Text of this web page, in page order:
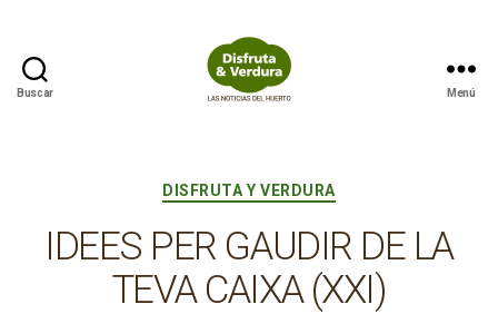
Buscar Menú
Categorías
DISFRUTA Y VERDURA
IDEES PER GAUDIR DE LA
TEVA CAIXA (XXI)